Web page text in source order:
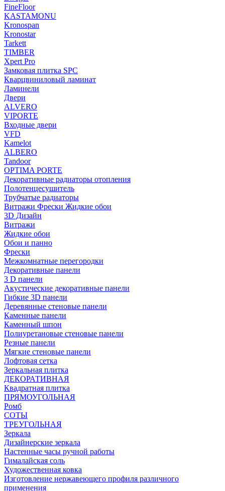
FineFloor
KASTAMONU
Kronospan
Kronostar
Tarkett
TIMBER
Xpert Pro
Замковая плитка SPC
Кварцвиниловый ламинат
Ламинели
Двери
ALVERO
VIPORTE
Входные двери
VFD
Kamelot
ALBERO
Tandoor
OPTIMA PORTE
Декоративные радиаторы отопления
Полотенцесушитель
Трубчатые радиаторы
Витражи Фрески Жидкие обои
3D Дизайн
Витражи
Жидкие обои
Обои и панно
Фрески
Межкомнатные перегородки
Декоративные панели
3 D панели
Акустические декоративные панели
Гибкие 3D панели
Деревянные стеновые панели
Каменные панели
Каменный шпон
Полиуретановые стеновые панели
Резные панели
Мягкие стеновые панели
Лофтовая сетка
Зеркальная плитка
ДЕКОРАТИВНАЯ
Квадратная плитка
ПРЯМОУГОЛЬНАЯ
Ромб
СОТЫ
ТРЕУГОЛЬНАЯ
Зеркала
Дизайнерские зеркала
Настенные часы ручной работы
Гималайская соль
Художественная ковка
Изготовление нержавеющего профиля различного
применения